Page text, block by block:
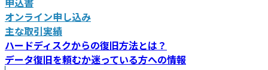
オンライン申し込み
主な取引実績
ハードディスクからの復旧方法とは？
データ復旧を頼むか迷っている方への情報